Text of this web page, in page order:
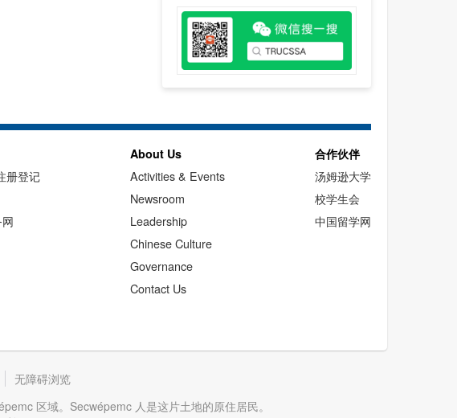
册登记
About Us
Activities & Events
Newsroom
Leadership
Chinese Culture
Governance
Contact Us
合作伙伴
汤姆逊大学
校学生会
中国留学网
无障碍浏览
区域。Secwépemc 人是这片土地的原住居民。